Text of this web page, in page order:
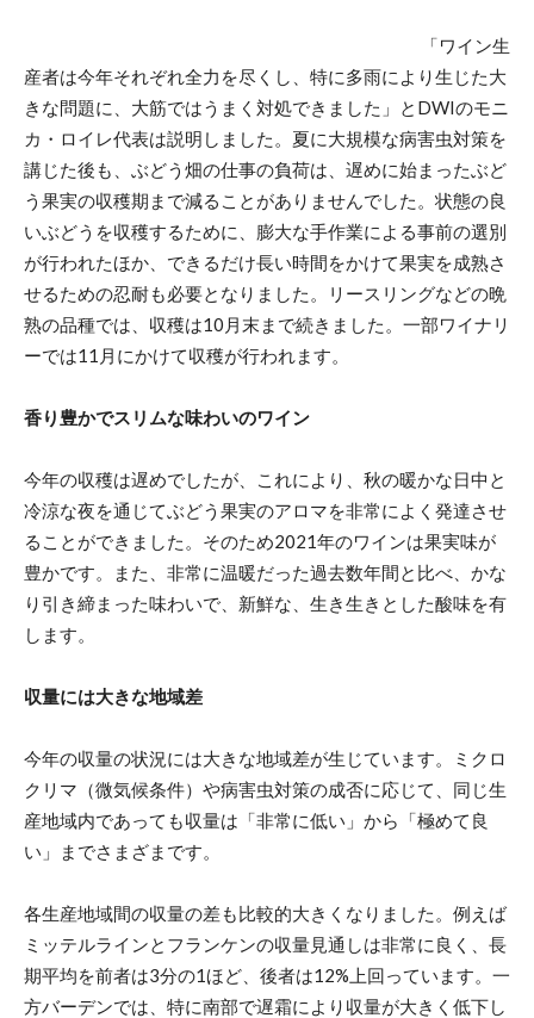
「ワイン生
産者は今年それぞれ全力を尽くし、特に多雨により生じた大
きな問題に、大筋ではうまく対処できました」とDWIのモニ
カ・ロイレ代表は説明しました。夏に大規模な病害虫対策を
講じた後も、ぶどう畑の仕事の負荷は、遅めに始まったぶど
う果実の収穫期まで減ることがありませんでした。状態の良
いぶどうを収穫するために、膨大な手作業による事前の選別
が行われたほか、できるだけ長い時間をかけて果実を成熟さ
せるための忍耐も必要となりました。リースリングなどの晩
熟の品種では、収穫は10月末まで続きました。一部ワイナリ
ーでは11月にかけて収穫が行われます。
香り豊かでスリムな味わいのワイン
今年の収穫は遅めでしたが、これにより、秋の暖かな日中と
冷涼な夜を通じてぶどう果実のアロマを非常によく発達させ
ることができました。そのため2021年のワインは果実味が
豊かです。また、非常に温暖だった過去数年間と比べ、かな
り引き締まった味わいで、新鮮な、生き生きとした酸味を有
します。
収量には大きな地域差
今年の収量の状況には大きな地域差が生じています。ミクロ
クリマ（微気候条件）や病害虫対策の成否に応じて、同じ生
産地域内であっても収量は「非常に低い」から「極めて良
い」までさまざまです。
各生産地域間の収量の差も比較的大きくなりました。例えば
ミッテルラインとフランケンの収量見通しは非常に良く、長
期平均を前者は3分の1ほど、後者は12%上回っています。一
方バーデンでは、特に南部で遅霜により収量が大きく低下し